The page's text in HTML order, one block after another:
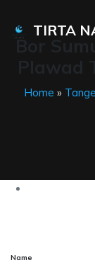
TIRTA
Bor
Home »
Name